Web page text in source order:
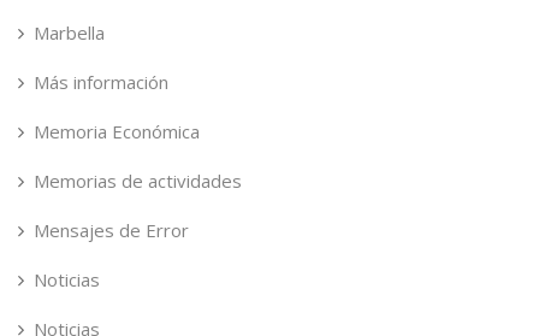
Marbella
Más información
Memoria Económica
Memorias de actividades
Mensajes de Error
Noticias
Noticias